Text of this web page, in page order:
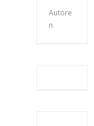
Autore
n